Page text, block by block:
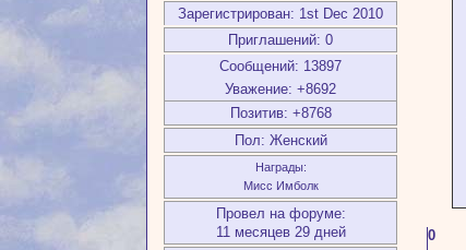
Зарегистрирован: 1st Dec 2010
Приглашений: 0
Сообщений: 13897
Уважение: +8692
Позитив: +8768
Пол: Женский
Награды:
Мисс Имболк
Провел на форуме:
11 месяцев 29 дней
0